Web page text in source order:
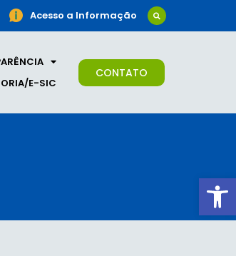
Acesso a Informação
E-SIC
CONTATO